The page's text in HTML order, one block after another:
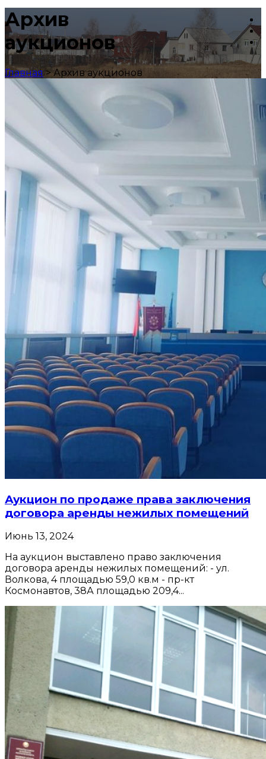
Архив
аукционов
Главная >Архив аукционов
Аукцион по продаже права заключения
договора аренды нежилых помещений
Июнь 13, 2024
На аукцион выставлено право заключения
договора аренды нежилых помещений: - ул.
Волкова, 4 площадью 59,0 кв.м - пр-кт
Космонавтов, 38А площадью 209,4...